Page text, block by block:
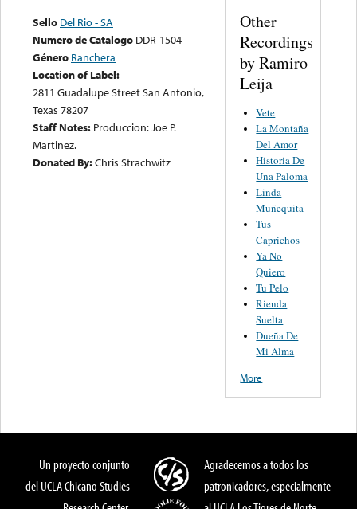
Sello Del Rio - SA
Numero de Catalogo DDR-1504
Género Ranchera
Location of Label:
2811 Guadalupe Street San Antonio,
Texas 78207
Staff Notes: Produccion: Joe P.
Martinez.
Donated By:Chris Strachwitz
Other
Recordings
by Ramiro
Leija
Vete
La Montaña
Del Amor
Historia De
Una Paloma
Linda
Muñequita
Tus
Caprichos
Ya No
Quiero
Tu Pelo
Rienda
Suelta
Dueña De
Mi Alma
More
Un proyecto conjunto
del UCLA Chicano Studies
Agradecemos a todos los
patronicadores, especialmente